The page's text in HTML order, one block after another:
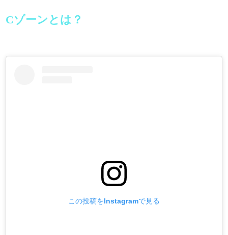
Cゾーンとは？
この投稿をInstagramで見る